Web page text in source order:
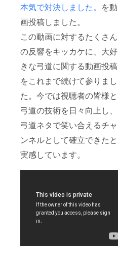
本気で対決しました。 を動
画投稿しました。
この動画に対するたくさん
の反響をキッカケに、大好
きな弓道に関する動画投稿
をこれまで続けて参りまし
た。今では視聴者の皆様と
弓道の技術を日々向上し、
弓道ネタで笑い合えるチャ
ンネルとして確立できたと
実感しています。